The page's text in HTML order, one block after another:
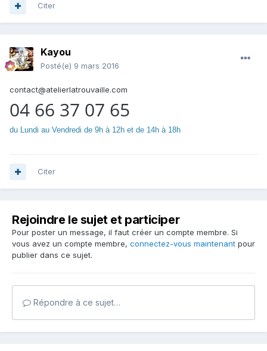
Citer
Kayou
Posté(e) 9 mars 2016
contact@atelierlatrouvaille.com
04 66 37 07 65
du Lundi au Vendredi de 9h à 12h et de 14h à 18h
Citer
Rejoindre le sujet et participer
Pour poster un message, il faut créer un compte membre. Si
vous avez un compte membre, connectez-vous maintenant pour
publier dans ce sujet.
Répondre à ce sujet…